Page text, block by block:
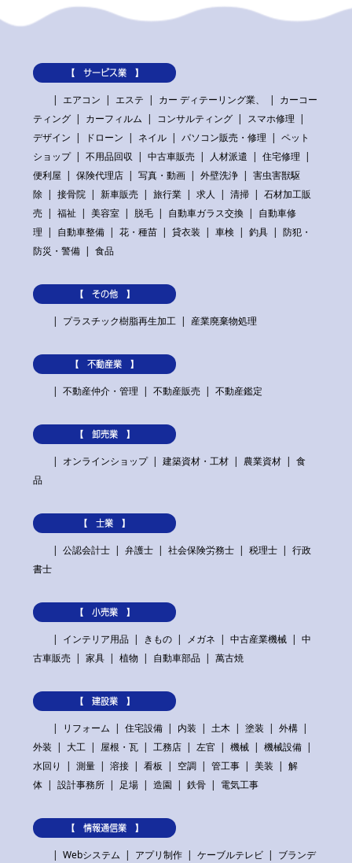
【 サービス業 】
エアコン
エステ カー ディテーリング業、
カーコー
ティング
カーフィルム コンサルティング
スマホ修理
デザイン
ドローン ネイル パソコン販売・修理
ペット
ショップ
不用品回収 中古車販売 人材派遣
住宅修理
便利屋
保険代理店 写真・動画 外壁洗浄
害虫害獣駆
除
接骨院 新車販売 旅行業 求人 清掃
石材加工販
売
福祉 美容室 脱毛 自動車ガラス交換
自動車修
理
自動車整備 花・種苗 貸衣装 車検 釣具
防犯・
防災・警備
食品
【 その他 】
プラスチック樹脂再生加工
産業廃棄物処理
【 不動産業 】
不動産仲介・管理
不動産販売 不動産鑑定
【 卸売業 】
オンラインショップ
建築資材・工材 農業資材
食
品
【 士業 】
公認会計士
弁護士 社会保険労務士 税理士
行政
書士
【 小売業 】
インテリア用品
きもの メガネ 中古産業機械
中
古車販売
家具 植物 自動車部品 萬古焼
【 建設業 】
リフォーム
住宅設備 内装 土木 塗装
外構
外装
大工 屋根・瓦 工務店 左官 機械
機械設備
水回り
測量 溶接 看板 空調 管工事 美装
解
体
設計事務所 足場 造園 鉄骨 電気工事
【 情報通信業 】
Webシステム
アプリ制作 ケーブルテレビ
ブランデ